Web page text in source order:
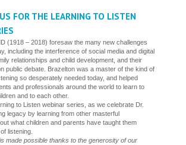
FOR THE LEARNING TO LISTEN
(1918 – 2018) foresaw the many new challenges
including the interference of social media and digital
relationships and child development, and their
public debate. Brazelton was a master of the kind of
so desperately needed today, and helped
and professionals around the world to learn to
and to each other.
to Listen webinar series, as we celebrate Dr.
legacy by learning from other masterful
what children and parents have taught them
listening.
made possible thanks to the generosity of our